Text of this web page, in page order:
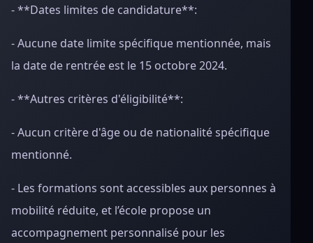
- **Dates limites de candidature**:
- Aucune date limite spécifique mentionnée, mais
la date de rentrée est le 15 octobre 2024.
- **Autres critères d'éligibilité**:
- Aucun critère d'âge ou de nationalité spécifique
mentionné.
- Les formations sont accessibles aux personnes à
mobilité réduite, et l’école propose un
accompagnement personnalisé pour les